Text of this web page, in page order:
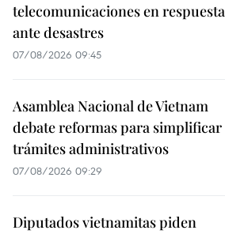
telecomunicaciones en respuesta
ante desastres
07/08/2026 09:45
Asamblea Nacional de Vietnam
debate reformas para simplificar
trámites administrativos
07/08/2026 09:29
Diputados vietnamitas piden